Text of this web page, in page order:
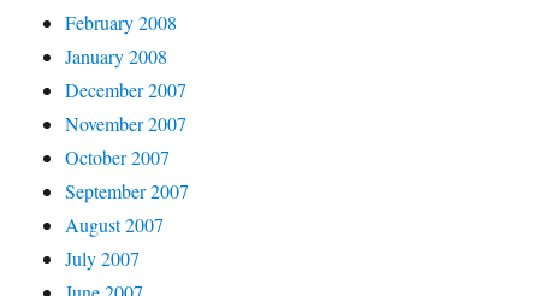
February 2008
January 2008
December 2007
November 2007
October 2007
September 2007
August 2007
July 2007